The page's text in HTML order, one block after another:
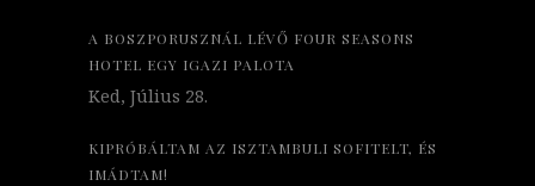
A BOSZPORUSZNÁL LÉVŐ FOUR SEASONS
HOTEL EGY IGAZI PALOTA
Ked, Július 28.
KIPRÓBÁLTAM AZ ISZTAMBULI SOFITELT, ÉS
IMÁDTAM!